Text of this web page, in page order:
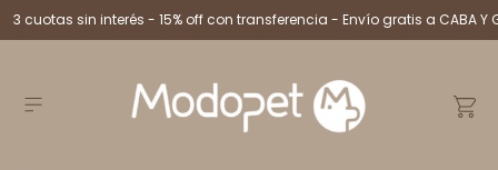
3 cuotas sin interés - 15% off con transferencia - Envío gratis a CABA Y